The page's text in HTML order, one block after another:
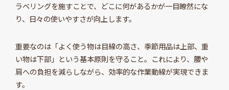
ラベリングを施すことで、どこに何があるかが一目瞭然にな
り、日々の使いやすさが向上します。
重要なのは「よく使う物は目線の高さ、季節用品は上部、重
い物は下部」という基本原則を守ること。これにより、腰や
肩への負担を減らしながら、効率的な作業動線が実現できま
す。